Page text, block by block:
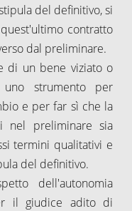
del definitivo, si
contratto
dal preliminare.
di un bene viziato o
strumento per
e per far sì che la
nel preliminare sia
termini qualitativi e
del definitivo.
dell'autonomia
il giudice adito di